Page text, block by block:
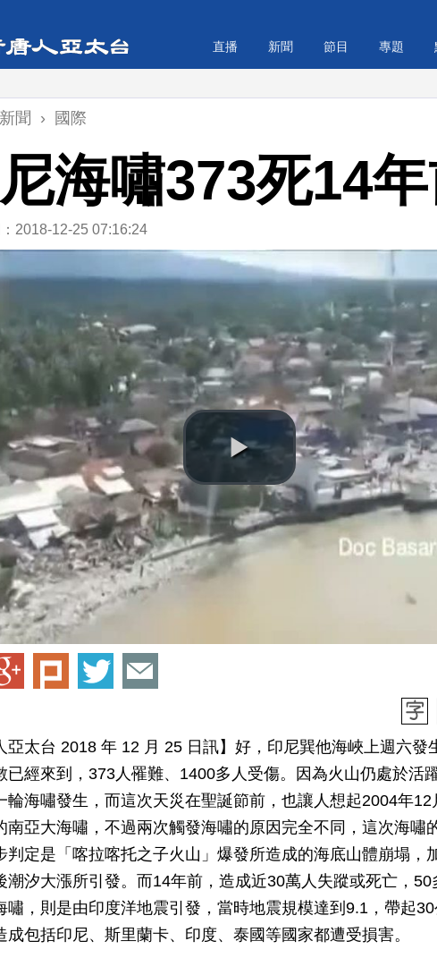
直播 新聞 節目 專題
新聞 › 國際
海嘯373死14
2018-12-25 07:16:24
亞太台 2018 年 12 月 25 日訊】好，印尼巽他海峽上週六發
已經來到，373人罹難、1400多人受傷。因為火山仍處於活
輪海嘯發生，而這次天災在聖誕節前，也讓人想起2004年12
南亞大海嘯，不過兩次觸發海嘯的原因完全不同，這次海嘯
判定是「喀拉喀托之子火山」爆發所造成的海底山體崩塌，
潮汐大漲所引發。而14年前，造成近30萬人失蹤或死亡，50
嘯，則是由印度洋地震引發，當時地震規模達到9.1，帶起
成包括印尼、斯里蘭卡、印度、泰國等國家都遭受損害。